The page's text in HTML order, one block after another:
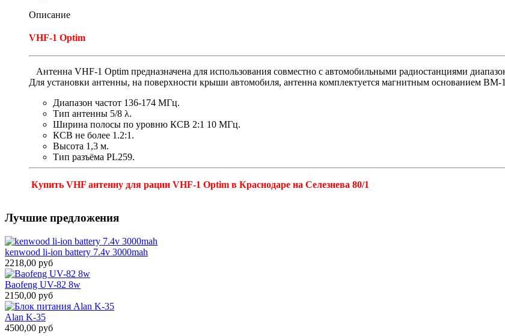
Описание
VHF-1 Optim
Антенна VHF-1 Optim предназначена для использования совместно с автомобильными радиостанциями
Для установки антенны, на поверхности крыши автомобиля, антенна комплектуется магнитным основанием
Диапазон частот 136-174 МГц.
Тип антенны 5/8 λ.
Ширина полосы по уровню КСВ 2:1 10 МГц.
КСВ не более 1.2:1.
Высота 1,3 м.
Тип разъёма PL259.
Купить VHF антенну для рации VHF-1 Optim в Краснодаре на Селезнева 80/1
Лучшие предложения
kenwood li-ion battery 7.4v 3000mah
2218,00 руб
Baofeng UV-82 8w
2150,00 руб
Alan K-35
4500,00 руб